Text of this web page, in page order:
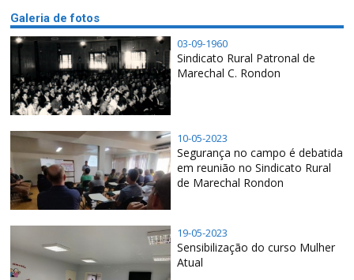
Galeria de fotos
03-09-1960
Sindicato Rural Patronal de
Marechal C. Rondon
10-05-2023
Segurança no campo é debatida
em reunião no Sindicato Rural
de Marechal Rondon
19-05-2023
Sensibilização do curso Mulher
Atual